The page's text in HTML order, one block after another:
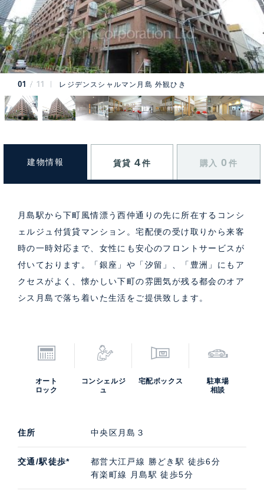
01 11 レジデンスシャルマン月島 外観ひき
建物情報 賃貸 4 件 購入 0 件
月島駅から下町風情漂う西仲通りの先に所在するコンシ
ェルジュ付賃貸マンション。宅配便の受け取りから来客
時の一時対応まで、女性にも安心のフロントサービスが
付いております。「銀座」や「汐留」、「豊洲」にもア
クセスがよく、懐かしい下町の雰囲気が残る都会のオア
シス月島で落ち着いた生活をご提供致します。
オート
ロック
コンシェルジ
ュ
宅配ボックス
駐車場
相談
住所 中央区月島３
交通/駅徒歩*
都営大江戸線 勝どき駅 徒歩6分
有楽町線 月島駅 徒歩5分